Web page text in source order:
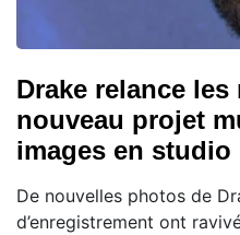
Drake relance
nouveau projet
images en studio
De nouvelles photos de
d’enregistrement ont